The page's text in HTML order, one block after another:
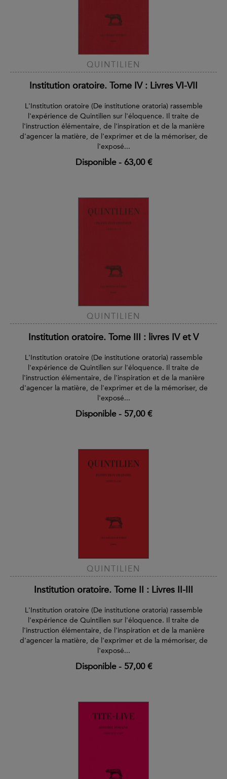
QUINTILIEN
Institution oratoire. Tome IV : Livres VI-VII
L'Institution oratoire (De institutione oratoria) rassemble
l'expérience de Quintilien sur l'éloquence. Il traite de
l'instruction élémentaire, de l'inspiration et de la manière
d'agencer la matière, de l'exprimer et de la mémoriser, de
l'exposé...
Disponible- 63,00 €
QUINTILIEN
Institution oratoire. Tome III : livres IV et V
L'Institution oratoire (De institutione oratoria) rassemble
l'expérience de Quintilien sur l'éloquence. Il traite de
l'instruction élémentaire, de l'inspiration et de la manière
d'agencer la matière, de l'exprimer et de la mémoriser, de
l'exposé...
Disponible- 57,00 €
QUINTILIEN
Institution oratoire. Tome II : Livres II-III
L'Institution oratoire (De institutione oratoria) rassemble
l'expérience de Quintilien sur l'éloquence. Il traite de
l'instruction élémentaire, de l'inspiration et de la manière
d'agencer la matière, de l'exprimer et de la mémoriser, de
l'exposé...
Disponible- 57,00 €